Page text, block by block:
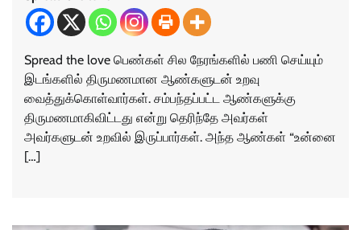
Spread the love பெண்கள் சில நேரங்களில் பணி செய்யும்
இடங்களில் திருமணமான ஆண்களுடன் உறவு
வைத்துக்கொள்வார்கள். சம்பந்தப்பட்ட ஆண்களுக்கு
திருமணமாகிவிட்டது என்று தெரிந்தே அவர்கள்
அவர்களுடன் உறவில் இருப்பார்கள். அந்த ஆண்கள் “உன்னை
[…]